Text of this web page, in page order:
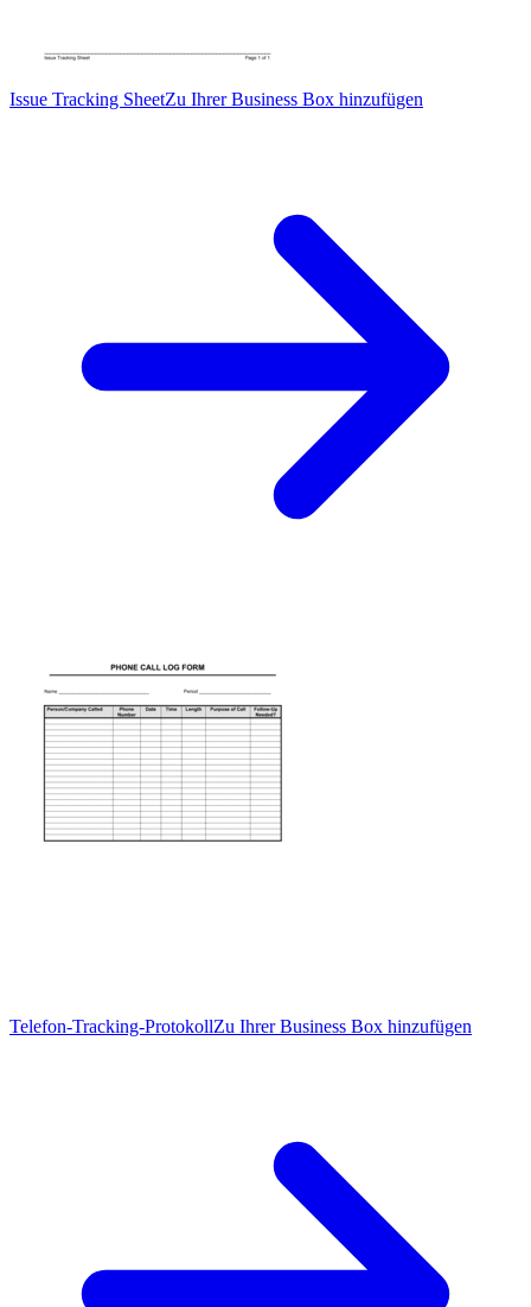
Issue Tracking SheetZu Ihrer Business Box hinzufügen
Telefon-Tracking-ProtokollZu Ihrer Business Box hinzufügen